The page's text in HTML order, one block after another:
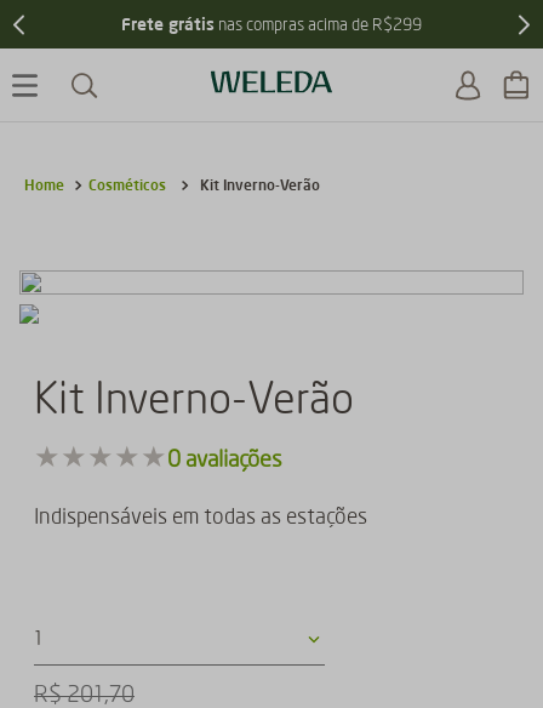
Frete grátis nas compras acima de R$299
Cosméticos Kit Inverno-Verão
Kit Inverno-Verão
★ ★ ★ ★ ★ 0 avaliações
Indispensáveis em todas as estações
R$ 201,70